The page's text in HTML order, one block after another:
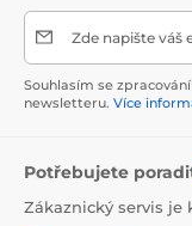
Zde napište váš
Souhlasím se
newsletteru. Více
Potřebujete
Zákaznický servis je